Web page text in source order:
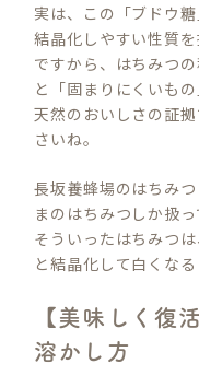
実は、この「ブドウ
結晶化しやすい性質を
ですから、はちみつ
と「固まりにくいもの
天然のおいしさの証
さいね。
長坂養蜂場のはちみ
まのはちみつしか扱っ
そういったはちみつ
と結晶化して白くなる
【美味しく復
溶かし方